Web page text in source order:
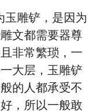
雕铲，是因为
文都需要器尊
非常繁琐，一
大层，玉雕铲
的人都承受不
，所以一般敢